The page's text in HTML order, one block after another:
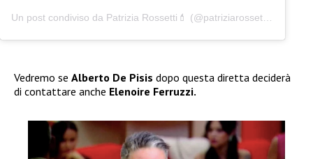
Vedremo se Alberto De Pisis dopo questa diretta deciderà
di contattare anche Elenoire Ferruzzi.